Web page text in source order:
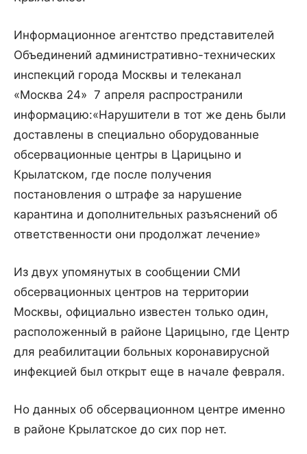
Информационное агентство представителей
Объединений административно-технических
инспекций города Москвы и телеканал
«Москва 24» 7 апреля распространили
информацию:«Нарушители в тот же день были
доставлены в специально оборудованные
обсервационные центры в Царицыно и
Крылатском, где после получения
постановления о штрафе за нарушение
карантина и дополнительных разъяснений об
ответственности они продолжат лечение»
Из двух упомянутых в сообщении СМИ
обсервационных центров на территории
Москвы, официально известен только один,
расположенный в районе Царицыно, где Центр
для реабилитации больных коронавирусной
инфекцией был открыт еще в начале февраля.
Но данных об обсервационном центре именно
в районе Крылатское до сих пор нет.